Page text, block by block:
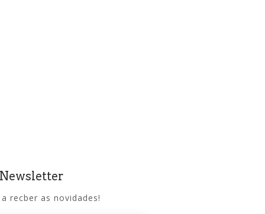
recber as novidades!